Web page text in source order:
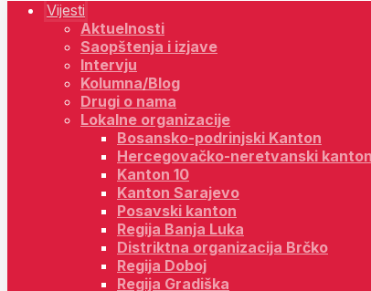
Vijesti
Aktuelnosti
Saopštenja i izjave
Intervju
Kolumna/Blog
Drugi o nama
Lokalne organizacije
Bosansko-podrinjski Kanton
Hercegovačko-neretvanski kanton
Kanton 10
Kanton Sarajevo
Posavski kanton
Regija Banja Luka
Distriktna organizacija Brčko
Regija Doboj
Regija Gradiška